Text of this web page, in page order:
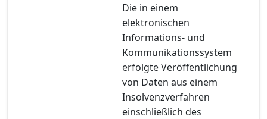
Die in einem
elektronischen
Informations- und
Kommunikationssystem
erfolgte Veröffentlichung
von Daten aus einem
Insolvenzverfahren
einschließlich des